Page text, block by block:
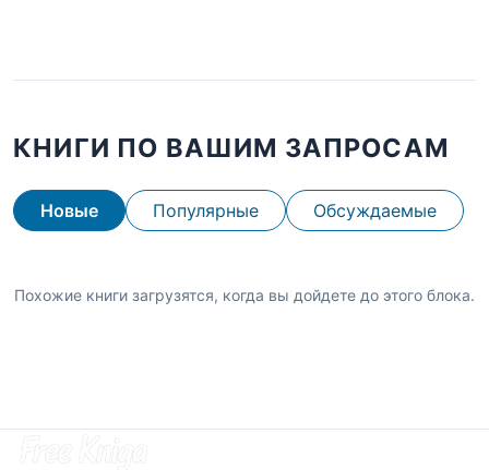
КНИГИ ПО ВАШИМ ЗАПРОСАМ
Новые Популярные Обсуждаемые
Похожие книги загрузятся, когда вы дойдете до этого блока.